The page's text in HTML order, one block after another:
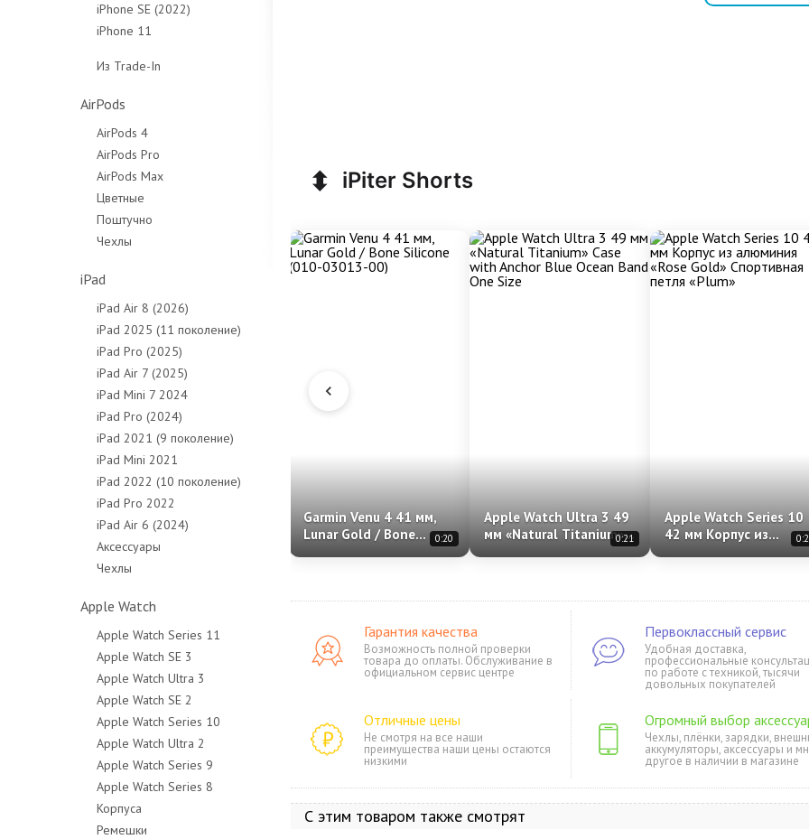
Чехлы
Чехлы
iPhone SE (2022)
64Gb
Чехлы
Защитные стёкла
iPhone 11
Чехлы
Из Trade-In
AirPods
AirPods 4
AirPods Pro
AirPods Max
Цветные
Поштучно
Чехлы
iPad
iPad Air 8 (2026)
iPad 2025 (11 поколение)
iPad Pro (2025)
iPad Air 7 (2025)
iPad Mini 7 2024
iPad Pro (2024)
iPad 2021 (9 поколение)
iPad Mini 2021
iPad 2022 (10 поколение)
iPad Pro 2022
iPad Air 6 (2024)
Аксессуары
Чехлы
Apple Watch
Apple Watch Series 11
Apple Watch SE 3
Apple Watch Ultra 3
Apple Watch SE 2
Apple Watch Series 10
Apple Watch Ultra 2
Apple Watch Series 9
Apple Watch Series 8
Корпуса
Ремешки
⬍ iPiter Shorts
Garmin Venu 4 41 мм,
Lunar Gold / Bone
Silicone (010-03013-
0:20
Apple Watch Ultra 3 49
мм «Natural Titanium»
Case with Anchor Blue
0:21
Apple Watch Series 10
42 мм Корпус из
алюминия «Rose Gold»
Гарантия качества
Возможность полной проверки
товара до оплаты. Обслуживание в
официальном сервис центре
Первоклассный сервис
Удобная доставка,
профессиональные
по работе с техникой, тысячи
довольных покупателей
Отличные цены
Не смотря на все наши
преимущества наши цены остаются
низкими
Огромный выбор
Чехлы, плёнки, зарядки,
аккумуляторы, аксессуары и
другое в наличии в магазине
С этим товаром также смотрят